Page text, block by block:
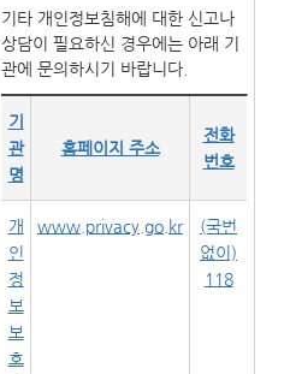
기타 개인정보침해에 대한 신고나
상담이 필요하신 경우에는 아래 기
관에 문의하시기 바랍니다.
기
관
명
홈페이지 주소
전화
번호
개
인
정
보
보
호
www.privacy.go.kr
(국번
없이)
118